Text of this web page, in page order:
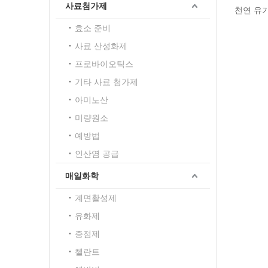
사료첨가제
효소 준비
사료 산성화제
프로바이오틱스
기타 사료 첨가제
아미노산
미량원소
예방법
인산염 공급
매일화학
계면활성제
유화제
증점제
첼란트
천연 유